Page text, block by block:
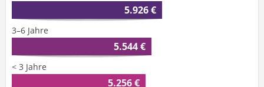
5.926 €
3–6 Jahre
5.544 €
< 3 Jahre
5.256 €